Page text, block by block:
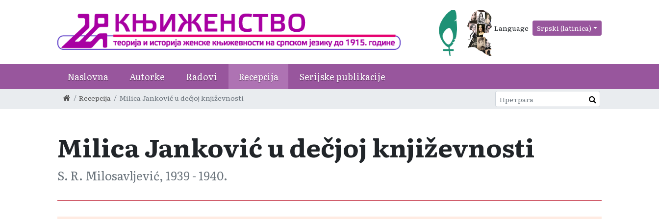
Language Srpski (latinica)
Naslovna Autorke Radovi Recepcija Serijske publikacije
Recepcija Milica Janković u dečjoj književnosti
Milica Janković u dečjoj književnosti
S. R. Milosavljević, 1939 - 1940.